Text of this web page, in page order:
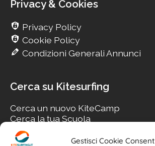
Gestisci Cookie Consent
Privacy & Cookies
Privacy Policy
Cookie Policy
Condizioni Generali Annunci
Cerca su Kitesurfing
Cerca un nuovo KiteCamp
Cerca la tua Scuola
Cerca il tuo KiteSpot
Cerca Accommodation